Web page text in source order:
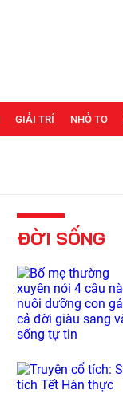
GIẢI TRÍ NHỎ TO
ĐỜI SỐNG